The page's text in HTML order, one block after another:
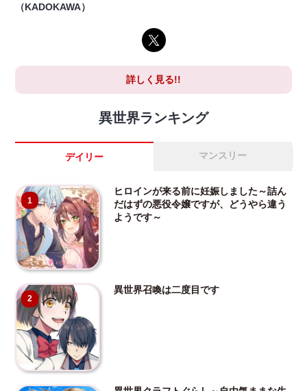
（KADOKAWA）
詳しく見る!!
異世界ランキング
デイリー マンスリー
1
ヒロインが来る前に妊娠しました～詰ん
だはずの悪役令嬢ですが、どうやら違う
ようです～
2
異世界召喚は二度目です